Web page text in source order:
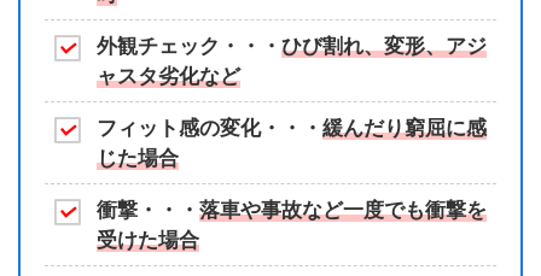
外観チェック・・・ ひび割れ、変形、アジ
ャスタ劣化など
フィット感の変化・・・ 緩んだり窮屈に感
じた場合
衝撃・・・ 落車や事故など一度でも衝撃を
受けた場合